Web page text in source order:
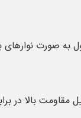
به صورت نوارهای
بالا در